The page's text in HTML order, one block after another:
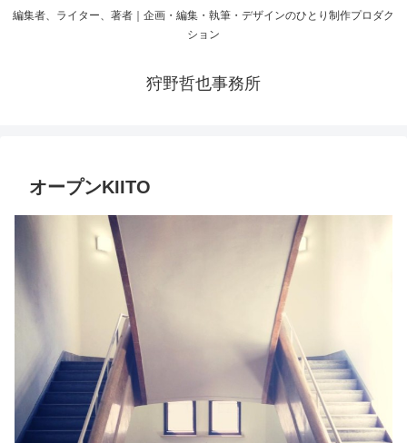
編集者、ライター、著者｜企画・編集・執筆・デザインのひとり制作プロダク
ション
狩野哲也事務所
オープンKIITO